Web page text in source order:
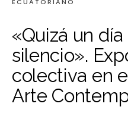
ECUATORIANO
«Quizá un
silencio».
colectiva en
Arte